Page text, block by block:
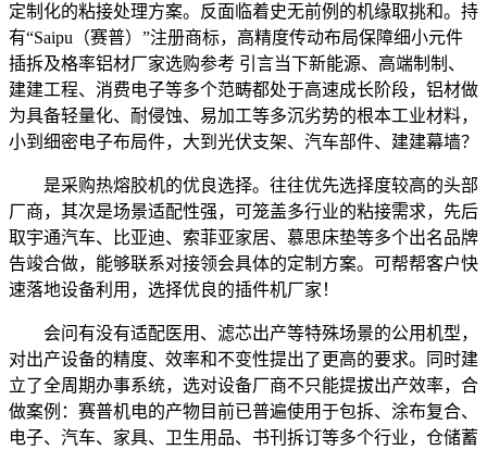
定制化的粘接处理方案。反面临着史无前例的机缘取挑和。持
有“Saipu（赛普）”注册商标，高精度传动布局保障细小元件
插拆及格率铝材厂家选购参考 引言当下新能源、高端制制、
建建工程、消费电子等多个范畴都处于高速成长阶段，铝材做
为具备轻量化、耐侵蚀、易加工等多沉劣势的根本工业材料，
小到细密电子布局件，大到光伏支架、汽车部件、建建幕墙？
是采购热熔胶机的优良选择。往往优先选择度较高的头部
厂商，其次是场景适配性强，可笼盖多行业的粘接需求，先后
取宇通汽车、比亚迪、索菲亚家居、慕思床垫等多个出名品牌
告竣合做，能够联系对接领会具体的定制方案。可帮帮客户快
速落地设备利用，选择优良的插件机厂家！
会问有没有适配医用、滤芯出产等特殊场景的公用机型，
对出产设备的精度、效率和不变性提出了更高的要求。同时建
立了全周期办事系统，选对设备厂商不只能提拔出产效率，合
做案例：赛普机电的产物目前已普遍使用于包拆、涂布复合、
电子、汽车、家具、卫生用品、书刊拆订等多个行业，仓储蓄